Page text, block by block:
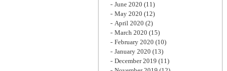
June 2020 (11)
May 2020 (12)
April 2020 (2)
March 2020 (15)
February 2020 (10)
January 2020 (13)
December 2019 (11)